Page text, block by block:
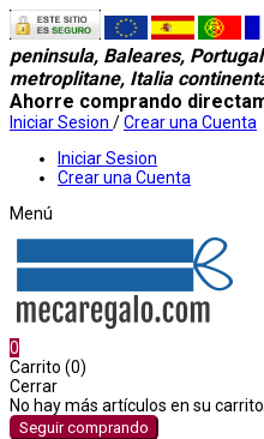
peninsula, Baleares,
metroplitane, Italia
Ahorre comprando
Iniciar Sesion /Crear una Cuenta
Iniciar Sesion
Crear una Cuenta
Menú
0
Carrito (0)
Cerrar
No hay más artículos en su carrito
Seguir comprando